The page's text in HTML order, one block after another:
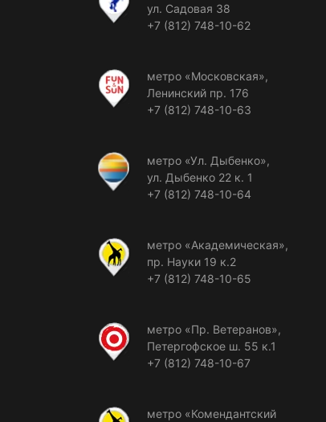
ул. Садовая 38
+7 (812) 748-10-62
метро «Московская»,
Ленинский пр. 176
+7 (812) 748-10-63
метро «Ул. Дыбенко»,
ул. Дыбенко 22 к. 1
+7 (812) 748-10-64
метро «Академическая»,
пр. Науки 19 к.2
+7 (812) 748-10-65
метро «Пр. Ветеранов»,
Петергофское ш. 55 к.1
+7 (812) 748-10-67
метро «Комендантский